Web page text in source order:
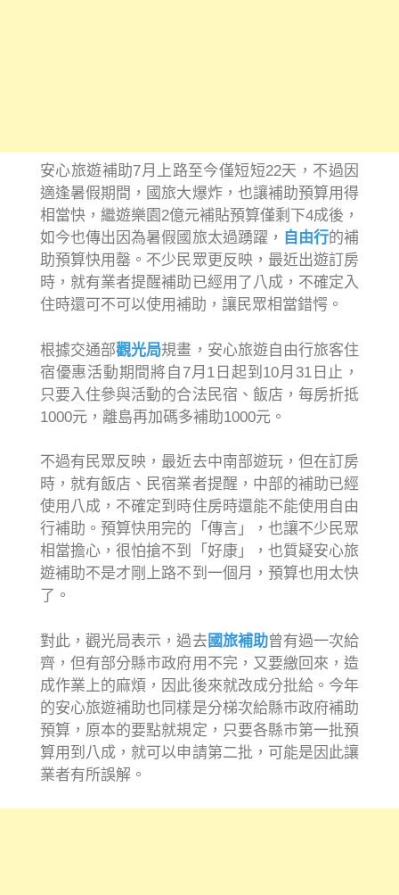
安心旅遊補助7月上路至今僅短短22天，不過因
適逢暑假期間，國旅大爆炸，也讓補助預算用得
相當快，繼遊樂園2億元補貼預算僅剩下4成後，
如今也傳出因為暑假國旅太過踴躍， 自由行的補
助預算快用罄。不少民眾更反映，最近出遊訂房
時，就有業者提醒補助已經用了八成，不確定入
住時還可不可以使用補助，讓民眾相當錯愕。
根據交通部觀光局規畫，安心旅遊自由行旅客住
宿優惠活動期間將自7月1日起到10月31日止，
只要入住參與活動的合法民宿、飯店，每房折抵
1000元，離島再加碼多補助1000元。
不過有民眾反映，最近去中南部遊玩，但在訂房
時，就有飯店、民宿業者提醒，中部的補助已經
使用八成，不確定到時住房時還能不能使用自由
行補助。預算快用完的「傳言」，也讓不少民眾
相當擔心，很怕搶不到「好康」，也質疑安心旅
遊補助不是才剛上路不到一個月，預算也用太快
了。
對此，觀光局表示，過去 國旅補助曾有過一次給
齊，但有部分縣市政府用不完，又要繳回來，造
成作業上的麻煩，因此後來就改成分批給。今年
的安心旅遊補助也同樣是分梯次給縣市政府補助
預算，原本的要點就規定，只要各縣市第一批預
算用到八成，就可以申請第二批，可能是因此讓
業者有所誤解。